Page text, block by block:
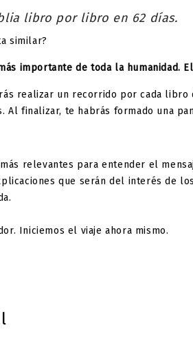
libro por libro en 62 días.
similar?
importante de toda la humanidad.
realizar un recorrido por cada
finalizar, te habrás formado una
relevantes para entender el
que serán del interés de
Iniciemos el viaje ahora mismo.